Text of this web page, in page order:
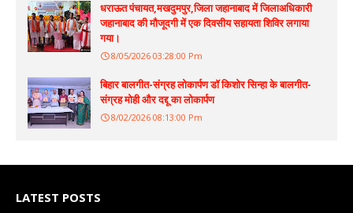
धराऊत पंचायत,मखदुमपुर,जिला जहानाबाद में जिलाअधिकारी
जहानाबाद की मौजूदगी में एक दिवसीय सहायता शिविर लगाया
गया।
8/05/2026 03:28:00 Pm
बिहार बालगीत-संग्रह लोकार्पण डॉ किशोर सिन्हा के बालगीत-
संग्रह मोही और दद्दू का लोकार्पण
8/02/2026 08:13:00 Pm
LATEST POSTS